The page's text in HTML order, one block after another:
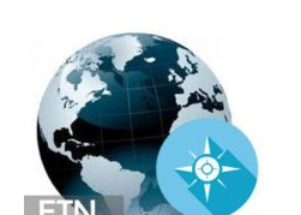
content